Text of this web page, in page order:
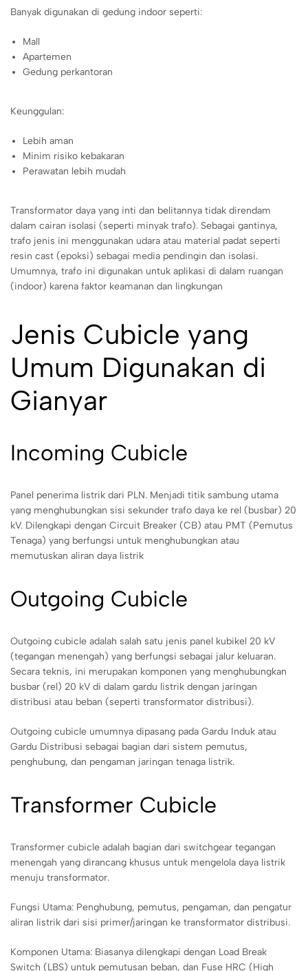
Banyak digunakan di gedung indoor seperti:
Mall
Apartemen
Gedung perkantoran
Keunggulan:
Lebih aman
Minim risiko kebakaran
Perawatan lebih mudah
Transformator daya yang inti dan belitannya tidak direndam
dalam cairan isolasi (seperti minyak trafo). Sebagai gantinya,
trafo jenis ini menggunakan udara atau material padat seperti
resin cast (epoksi) sebagai media pendingin dan isolasi.
Umumnya, trafo ini digunakan untuk aplikasi di dalam ruangan
(indoor) karena faktor keamanan dan lingkungan
Jenis Cubicle yang
Umum Digunakan di
Gianyar
Incoming Cubicle
Panel penerima listrik dari PLN. Menjadi titik sambung utama
yang menghubungkan sisi sekunder trafo daya ke rel (busbar) 20
kV. Dilengkapi dengan Circuit Breaker (CB) atau PMT (Pemutus
Tenaga) yang berfungsi untuk menghubungkan atau
memutuskan aliran daya listrik
Outgoing Cubicle
Outgoing cubicle adalah salah satu jenis panel kubikel 20 kV
(tegangan menengah) yang berfungsi sebagai jalur keluaran.
Secara teknis, ini merupakan komponen yang menghubungkan
busbar (rel) 20 kV di dalam gardu listrik dengan jaringan
distribusi atau beban (seperti transformator distribusi).
Outgoing cubicle umumnya dipasang pada Gardu Induk atau
Gardu Distribusi sebagai bagian dari sistem pemutus,
penghubung, dan pengaman jaringan tenaga listrik.
Transformer Cubicle
Transformer cubicle adalah bagian dari switchgear tegangan
menengah yang dirancang khusus untuk mengelola daya listrik
menuju transformator.
Fungsi Utama: Penghubung, pemutus, pengaman, dan pengatur
aliran listrik dari sisi primer/jaringan ke transformator distribusi.
Komponen Utama: Biasanya dilengkapi dengan Load Break
Switch (LBS) untuk pemutusan beban, dan Fuse HRC (High